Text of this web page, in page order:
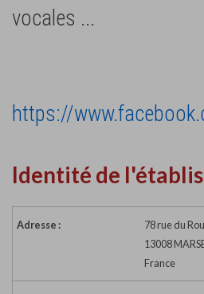
vocales ...
https://
Identité de
Adresse :
78 rue du
13008
France